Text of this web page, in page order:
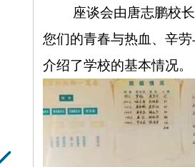
座谈会由唐志鹏校
您们的青春与热血、辛
介绍了学校的基本情况。